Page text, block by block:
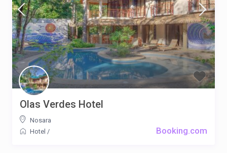
Booking.com
Olas Verdes Hotel
Nosara
Hotel /